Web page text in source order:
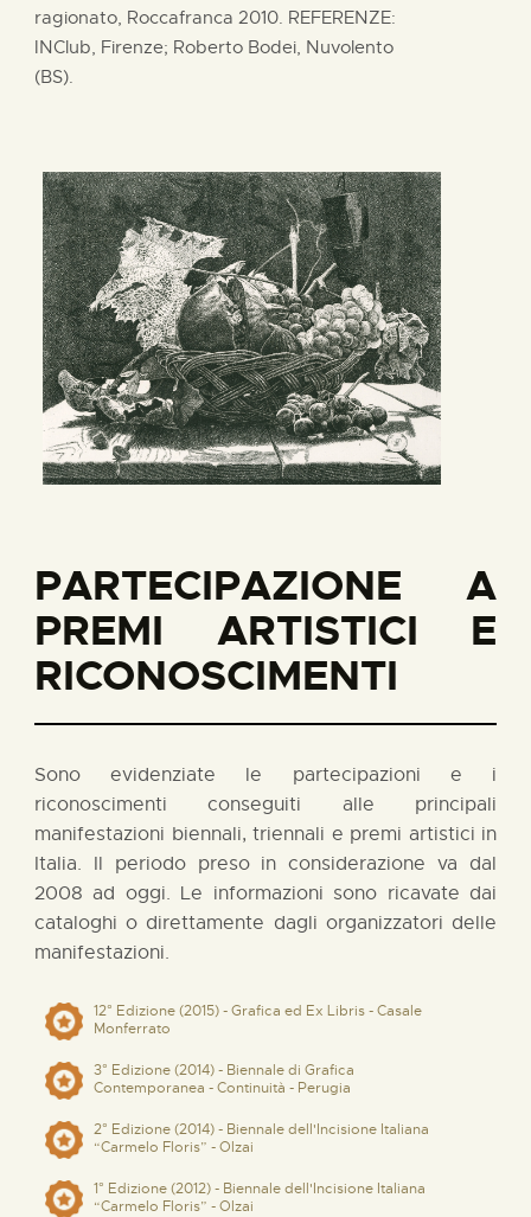
ragionato, Roccafranca 2010. REFERENZE:
INClub, Firenze; Roberto Bodei, Nuvolento
(BS).
PARTECIPAZIONE A
PREMI ARTISTICI E
RICONOSCIMENTI
Sono evidenziate le partecipazioni e i
riconoscimenti conseguiti alle principali
manifestazioni biennali, triennali e premi artistici in
Italia. Il periodo preso in considerazione va dal
2008 ad oggi. Le informazioni sono ricavate dai
cataloghi o direttamente dagli organizzatori delle
manifestazioni.
12° Edizione (2015) - Grafica ed Ex Libris - Casale
Monferrato
3° Edizione (2014) - Biennale di Grafica
Contemporanea - Continuità - Perugia
2° Edizione (2014) - Biennale dell'Incisione Italiana
“Carmelo Floris” - Olzai
1° Edizione (2012) - Biennale dell'Incisione Italiana
“Carmelo Floris” - Olzai